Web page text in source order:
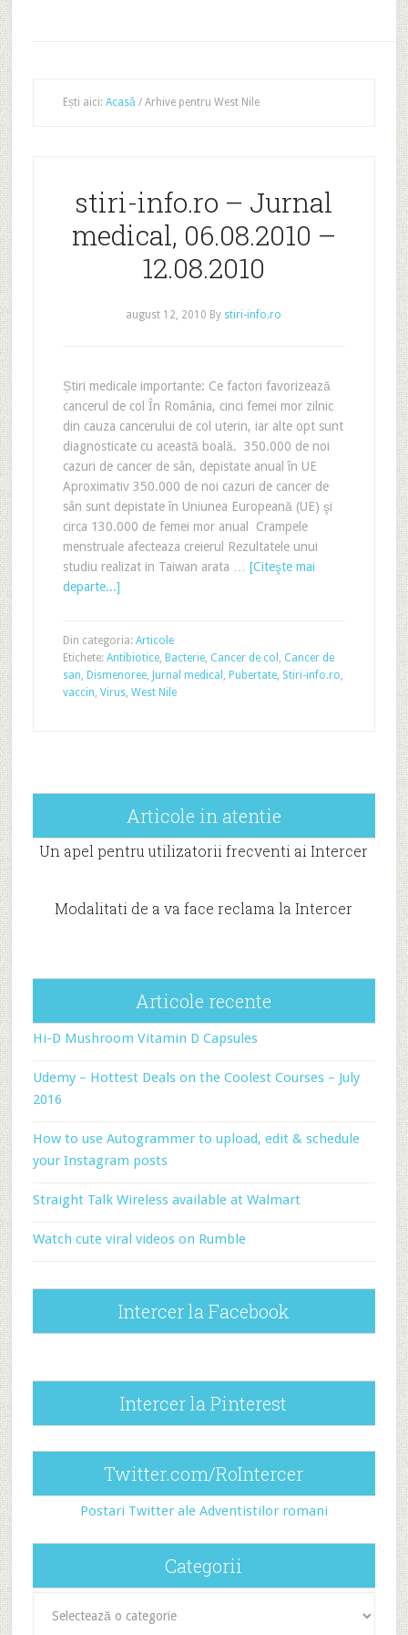
Ești aici: Acasă /Arhive pentru West Nile
stiri-info.ro – Jurnal
medical, 06.08.2010 –
12.08.2010
august 12, 2010 By stiri-info.ro
Știri medicale importante: Ce factori favorizează
cancerul de col În România, cinci femei mor zilnic
din cauza cancerului de col uterin, iar alte opt sunt
diagnosticate cu această boală. 350.000 de noi
cazuri de cancer de sân, depistate anual în UE
Aproximativ 350.000 de noi cazuri de cancer de
sân sunt depistate în Uniunea Europeană (UE) şi
circa 130.000 de femei mor anual Crampele
menstruale afecteaza creierul Rezultatele unui
studiu realizat in Taiwan arata … [Citeşte mai
departe...]
Din categoria: Articole
Etichete: Antibiotice, Bacterie, Cancer de col , Cancer de
san, Dismenoree, Jurnal medical , Pubertate, Stiri-info.ro,
vaccin, Virus, West Nile
Articole in atentie
Un apel pentru utilizatorii frecventi ai Intercer
Modalitati de a va face reclama la Intercer
Articole recente
Hi-D Mushroom Vitamin D Capsules
Udemy – Hottest Deals on the Coolest Courses – July
2016
How to use Autogrammer to upload, edit & schedule
your Instagram posts
Straight Talk Wireless available at Walmart
Watch cute viral videos on Rumble
Intercer la Facebook
Intercer la Pinterest
Twitter.com/RoIntercer
Postari Twitter ale Adventistilor romani
Categorii